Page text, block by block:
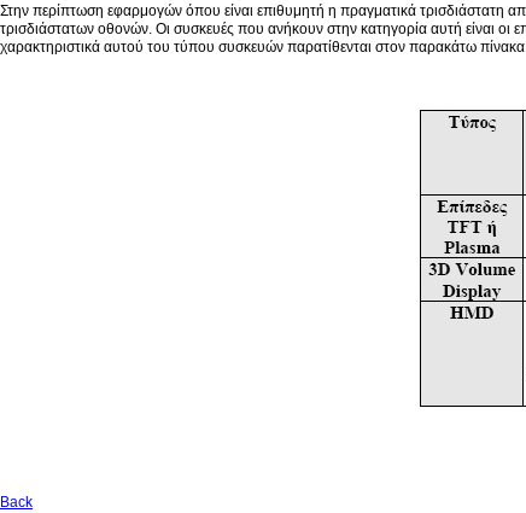
Στην περίπτωση εφαρμογών όπου είναι επιθυμητή η πραγματικά τρισδιάστατη
τρισδιάστατων οθονών. Οι συσκευές που ανήκουν στην κατηγορία αυτή είναι
χαρακτηριστικά αυτού του τύπου συσκευών παρατίθενται στον παρακάτω
Back